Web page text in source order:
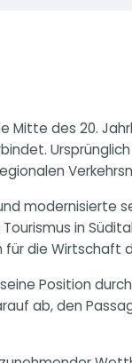
Mitte des 20.
modernisierte
in
die Wirtschaft
Position
ab, den